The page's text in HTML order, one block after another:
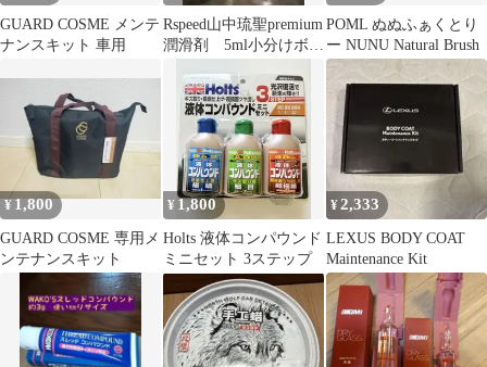
GUARD COSME メンテ
ナンスキット 車用
Rspeed山中琉聖premium
潤滑剤 5ml小分けボト
POML ぬぬふぁくとり
ー NUNU Natural Brush
¥1,800
GUARD COSME 専用メ
ンテナンスキット
¥ 1,800
Holts 液体コンパウンド
ミニセット 3ステップ
¥2,333
LEXUS BODY COAT
Maintenance Kit